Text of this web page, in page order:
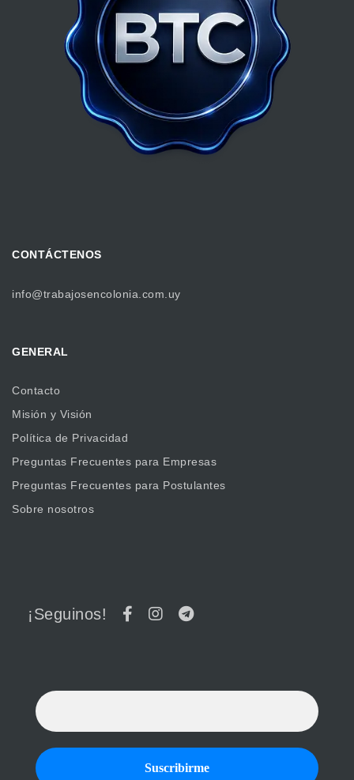
CONTÁCTENOS
info@trabajosencolonia.com.uy
GENERAL
Contacto
Misión y Visión
Política de Privacidad
Preguntas Frecuentes para Empresas
Preguntas Frecuentes para Postulantes
Sobre nosotros
¡Seguinos!